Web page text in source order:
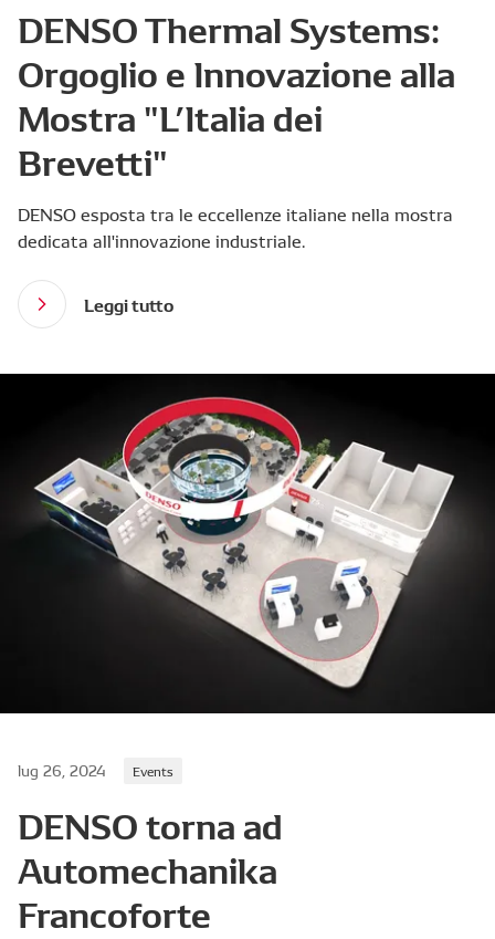
DENSO Thermal Systems:
Orgoglio e Innovazione alla
Mostra "L’Italia dei
Brevetti"
DENSO esposta tra le eccellenze italiane nella mostra
dedicata all'innovazione industriale.
Leggi tutto
lug 26, 2024 Events
DENSO torna ad
Automechanika
Francoforte